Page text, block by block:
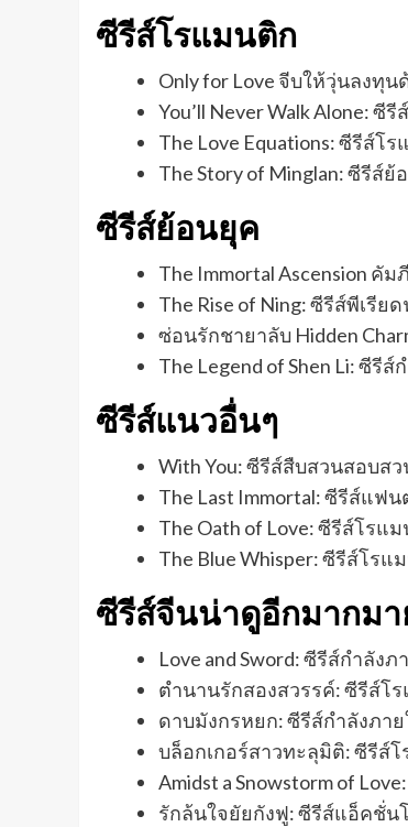
ซีรีส์โรแมนติก
Only for Love จีบให้วุ่นลงทุ
You’ll Never Walk Alone:
The Love Equations: ซีรีส์
The Story of Minglan: ซีรี
ซีรีส์ย้อนยุค
The Immortal Ascension คั
The Rise of Ning: ซีรีส์พีเรี
ซ่อนรักชายาลับ Hidden
The Legend of Shen Li: ซีรี
ซีรีส์แนวอื่นๆ
With You: ซีรีส์สืบสวนสอบส
The Last Immortal: ซีรีส์แฟ
The Oath of Love: ซีรีส์โร
The Blue Whisper: ซีรีส์โร
ซีรีส์จีนน่าดูอีกมากมา
Love and Sword: ซีรีส์กำลังภ
ตำนานรักสองสวรรค์: ซีรีส์
ดาบมังกรหยก: ซีรีส์กำลังภา
บล็อกเกอร์สาวทะลุมิติ: ซีรีส์
Amidst a Snowstorm of
รักล้นใจยัยกังฟู: ซีรีส์แอ็คชั่น